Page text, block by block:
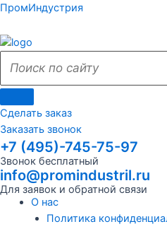
Перейти
содержимому
ПромИндустрия
Поиск
сайту
Поиск
Сделать заказ
Заказать звонок
+7 (495)-745-75-97
Звонок бесплатный
info@promindustril.ru
Для заявок и обратной связи
Меню
О нас
Политика
Поиск
сайту
Поиск
Меню